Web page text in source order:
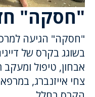
"חסקה"
"חסקה" הגיעה
בשוגג בקרס של
צחי אייזנברג,